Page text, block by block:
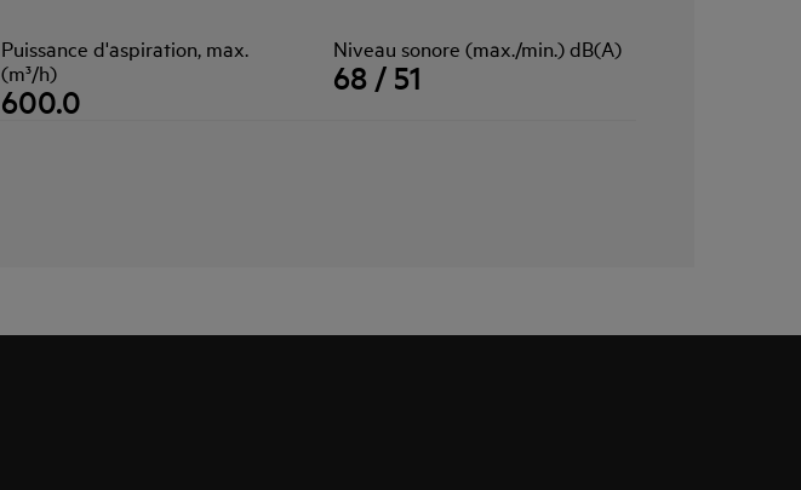
Puissance d'aspiration, max.
(m³/h)
600.0
Niveau sonore (max./min.) dB(A)
68 / 51